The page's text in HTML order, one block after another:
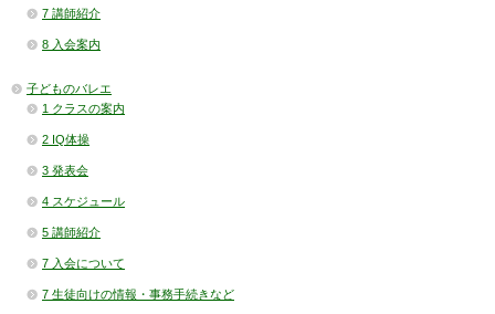
7 講師紹介
8 入会案内
子どものバレエ
1 クラスの案内
2 IQ体操
3 発表会
4 スケジュール
5 講師紹介
7 入会について
7 生徒向けの情報・事務手続きなど